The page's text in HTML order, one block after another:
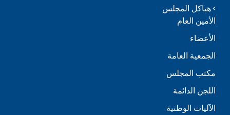
هياكل المجلس
الأمين العام
الأعضاء
الجمعية العامة
مكتب المجلس
اللجن الدائمة
الآليات الوطنية